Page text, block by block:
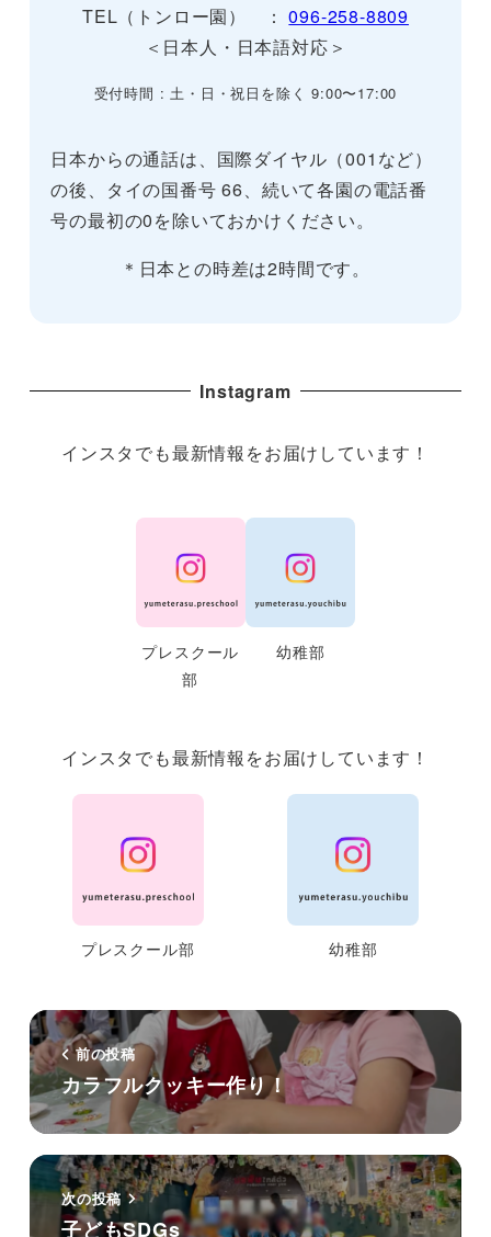
TEL（トンロー園） ：096-258-8809
＜日本人・日本語対応＞
受付時間 : 土・日・祝日を除く 9:00〜17:00
日本からの通話は、国際ダイヤル（001など）
の後、タイの国番号 66、続いて各園の電話番
号の最初の0を除いておかけください。
＊日本との時差は2時間です。
Instagram
インスタでも最新情報をお届けしています！
プレスクール
部
幼稚部
インスタでも最新情報をお届けしています！
プレスクール部 幼稚部
前の投稿
カラフルクッキー作り！
次の投稿
子どもSDGs